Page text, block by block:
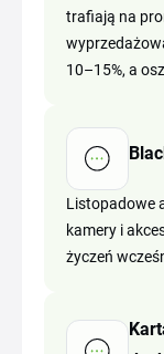
trafiają na
10–15%, a
Listopadowe
kamery i
życzeń